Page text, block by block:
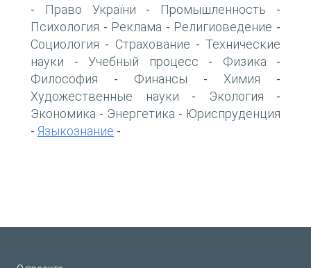
- Право України - Промышленность -
Психология - Реклама - Религиоведение -
Социология - Страхование - Технические
науки - Учебный процесс - Физика -
Философия - Финансы - Химия -
Художественные науки - Экология -
Экономика - Энергетика - Юриспруденция
- Языкознание -